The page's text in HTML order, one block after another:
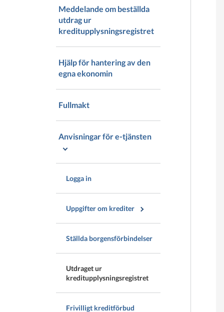
Meddelande om beställda
utdrag ur
kreditupplysningsregistret
Hjälp för hantering av den
egna ekonomin
Fullmakt
Anvisningar för e-tjänsten
Logga in
Uppgifter om krediter
Ställda borgensförbindelser
Utdraget ur
kreditupplysningsregistret
Frivilligt kreditförbud